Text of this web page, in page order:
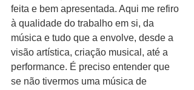
feita e bem apresentada. Aqui me refiro
à qualidade do trabalho em si, da
música e tudo que a envolve, desde a
visão artística, criação musical, até a
performance. É preciso entender que
se não tivermos uma música de